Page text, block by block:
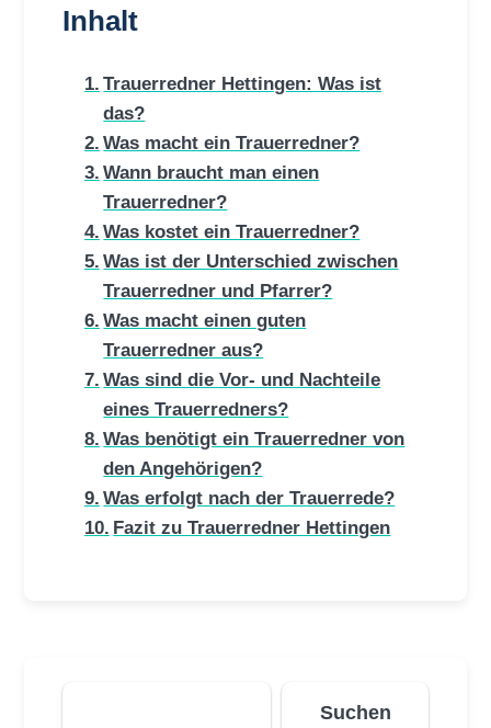
Inhalt
Trauerredner Hettingen: Was ist
das?
Was macht ein Trauerredner?
Wann braucht man einen
Trauerredner?
Was kostet ein Trauerredner?
Was ist der Unterschied zwischen
Trauerredner und Pfarrer?
Was macht einen guten
Trauerredner aus?
Was sind die Vor- und Nachteile
eines Trauerredners?
Was benötigt ein Trauerredner von
den Angehörigen?
Was erfolgt nach der Trauerrede?
Fazit zu Trauerredner Hettingen
Suchen
Suchen